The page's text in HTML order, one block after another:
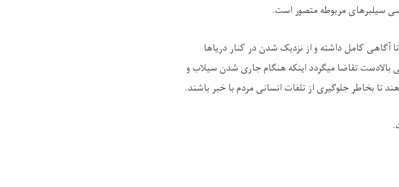
سیلبرهای مربوطه متصور است.
آگاهی کامل داشته و از نزدیک شدن در کنار دریاها
بالادست تقاضا میگردد اینکه هنگام جاری شدن سیلاب و
تا بخاطر جلوگیری از تلفات انسانی مردم با خبر باشند.
.